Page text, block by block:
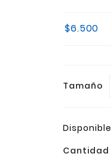
$6.500
Tamaño
Disponible
Cantidad